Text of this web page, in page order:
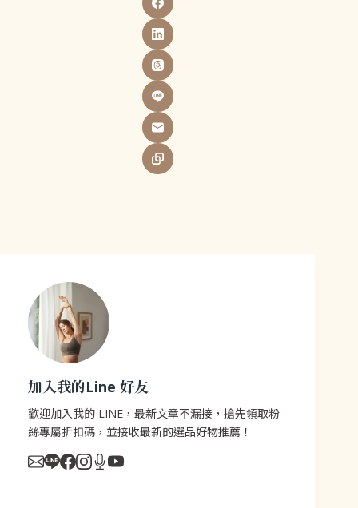
加入我的Line 好友
歡迎加入我的 LINE，最新文章不漏接，搶先領取粉
絲專屬折扣碼，並接收最新的選品好物推薦！